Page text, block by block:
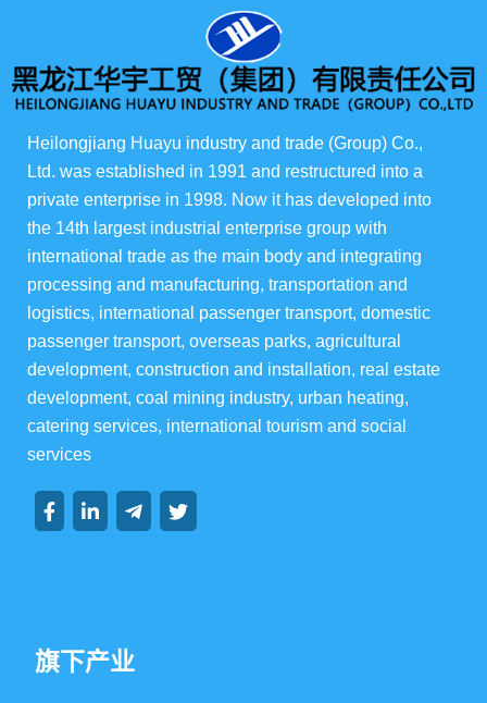
所有产品
俄罗斯伊娃农场
华宇酒店宴会级
华宇楼盘
集团资讯
Heilongjiang Huayu industry and trade (Group) Co.,
Ltd. was established in 1991 and restructured into a
private enterprise in 1998. Now it has developed into
the 14th largest industrial enterprise group with
international trade as the main body and integrating
processing and manufacturing, transportation and
logistics, international passenger transport, domestic
passenger transport, overseas parks, agricultural
development, construction and installation, real estate
development, coal mining industry, urban heating,
catering services, international tourism and social
services
旗下产业